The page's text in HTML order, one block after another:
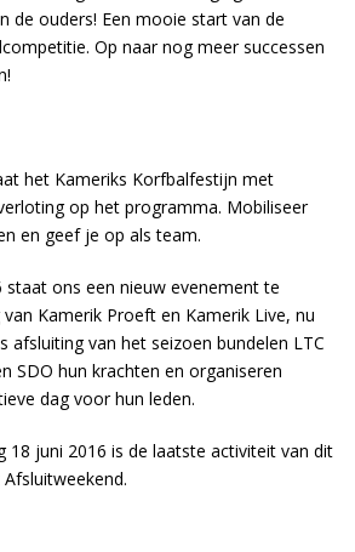
de ouders! Een mooie start van de
Op naar nog meer successen
het Kameriks Korfbalfestijn met
op het programma. Mobiliseer
en geef je op als team.
staat ons een nieuw evenement te
Kamerik Proeft en Kamerik Live, nu
afsluiting van het seizoen bundelen LTC
SDO hun krachten en organiseren
dag voor hun leden.
18 juni 2016 is de laatste activiteit van dit